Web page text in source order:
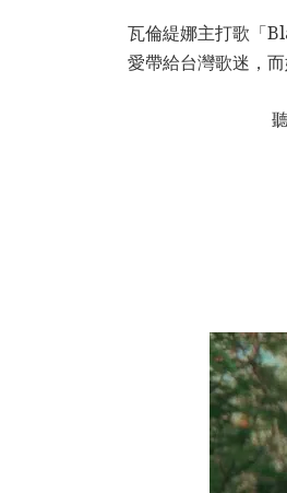
瓦倫緹娜主打歌「
愛帶給台灣歌迷，